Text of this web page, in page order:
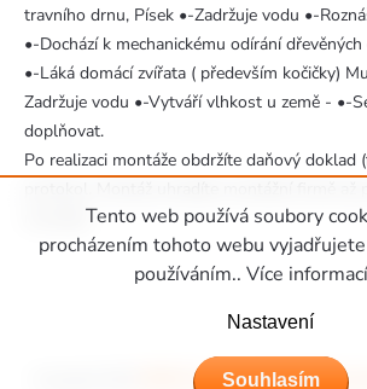
Tento web používá soubory
procházením tohoto webu
používáním.. Více
Nastavení
Souhlasím
travního drnu, Písek •-Zadržuje vodu •-
•-Dochází k mechanickému odírání
•-Láká domácí zvířata ( především kočičky)
Zadržuje vodu •-Vytváří vlhkost u země - •-
doplňovat.
Po realizaci montáže obdržíte daňový doklad
montáže.
Zápatí
Hřiště Piccolino - dětská hřiště a